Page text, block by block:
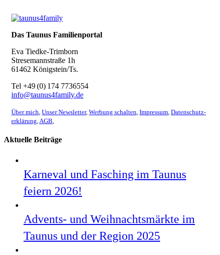
Das Taunus Familienportal
Eva Tiedke-Trimborn
Stresemannstraße 1h
61462 Königstein/Ts.
Tel +49 (0) 174 7736554
info@taunus4family.de
Über mich Unser Newsletter, Werbung schalten Impressum Datenschutz­
erklärung AGB
Aktuelle Beiträge
Karneval und Fasching im Taunus
feiern 2026!
Advents- und Weihnachtsmärkte im
Taunus und der Region 2025